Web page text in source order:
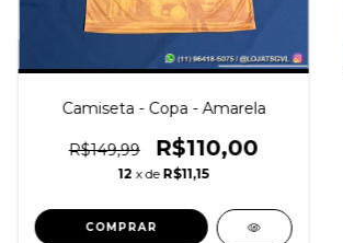
Camiseta - Copa - Amarela
R$149,99 R$110,00
12 x de R$11,15
COMPRAR